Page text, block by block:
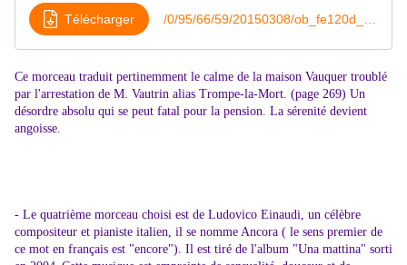
Télécharger
Ce morceau traduit pertinemment le calme de la maison Vauquer troublé
par l'arrestation de M. Vautrin alias Trompe-la-Mort. (page 269) Un
désordre absolu qui se peut fatal pour la pension. La sérenité devient
angoisse.
- Le quatrième morceau choisi est de Ludovico Einaudi, un célèbre
compositeur et pianiste italien, il se nomme Ancora ( le sens premier de
ce mot en français est "encore"). Il est tiré de l'album "Una mattina" sorti